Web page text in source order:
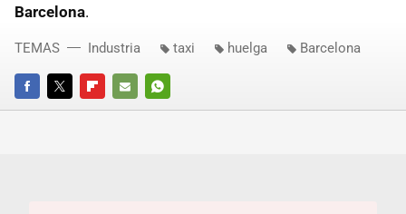
Barcelona.
FACEBOOKTWITTERFLIPBOARD
E-
WHATSAPP
TEMAS Industria taxi huelga Barcelona